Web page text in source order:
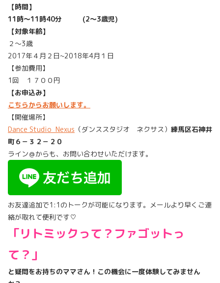
【時間】
11時～11時40分 (2～3歳児)
【対象年齢】
２～3歳
2017年４月２日~2018年4月１日
【参加費用】
1回 １７００円
【お申込み】
こちらからお願いします。
【開催場所】
Dance Studio Nexus （ダンススタジオ ネクサス） 練馬区石神井
町６－３２－２０
ライン＠からも、お問い合わせいただけます。
お友達追加で1:1のトークが可能になります。メールより早くご連
絡が取れて便利です♡
「リトミックって？ファゴットっ
て？」
と疑問をお持ちのママさん！この機会に一度体験してみません